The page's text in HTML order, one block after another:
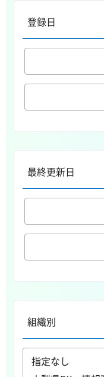
登録日
最終更新日
組織別